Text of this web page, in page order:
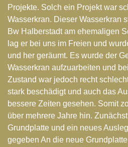
Projekte. Solch ein Projekt war
Wasserkran. Dieser Wasserkran
Bw Halberstadt am ehemaligen
lag er bei uns im Freien und
und her geräumt. Es wurde der
Wasserkran aufzuarbeiten und
Zustand war jedoch recht
stark beschädigt und auch das
bessere Zeiten gesehen. Somit
über mehrere Jahre hin.
Grundplatte und ein neues
gegeben An die neue